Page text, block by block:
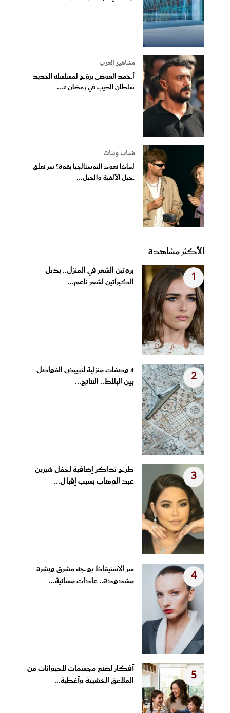
مشاهير العرب
أحمد العوضى يروّج لمسلسله الجديد
سلطان الديب في رمضان 2...
شباب وبنات
لماذا تعود النوستالجيا بقوة؟ سر تعلق
جيل الألفية والجيل...
الأكثر مشاهدة
1
بروتين الشعر في المنزل.. بديل
الكيراتين لشعر ناعم...
2
4 وصفات منزلية لتبييض الفواصل
بين البلاط.. النتائج...
3
طرح تذاكر إضافية لحفل شيرين
عبد الوهاب بسبب إقبال...
4
سر الاستيقاظ بوجه مشرق وبشرة
مشدودة.. عادات مسائية...
5
أفكار لصنع مجسمات للحيوانات من
الملاعق الخشبية وأغطية...